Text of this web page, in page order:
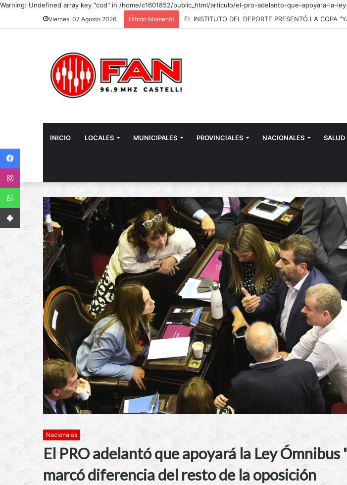
Warning: Undefined array key "cod" in /home/c1601852/public_html/articulo/el-pro-adelanto-que-apoyara-
Viernes, 07 Agosto 2026 Último Momento
INICIO LOCALES MUNICIPALES PROVINCIALES NACIONALES SALUD
Nacionales
El PRO adelantó que apoyará la Ley Ómnibus
marcó diferencia del resto de la oposición
WhatsApp
App Android